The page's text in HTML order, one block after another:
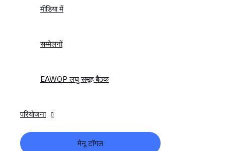
मीडिया में
सम्मेलनों
EAWOP लघु समूह बैठक
परियोजना
मेनू टॉगल